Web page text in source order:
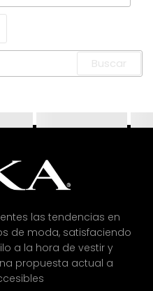
las tendencias en
de moda, satisfaciendo
a la hora de vestir y
propuesta actual a